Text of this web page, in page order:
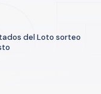
del Loto sorteo